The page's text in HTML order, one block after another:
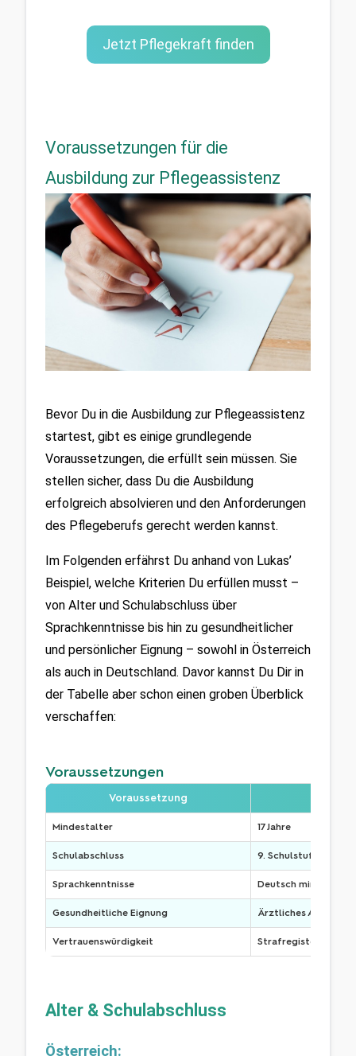
Jetzt Pflegekraft finden
Voraussetzungen für die
Ausbildung zur Pflegeassistenz
Bevor Du in die Ausbildung zur Pflegeassistenz
startest, gibt es einige grundlegende
Voraussetzungen, die erfüllt sein müssen. Sie
stellen sicher, dass Du die Ausbildung
erfolgreich absolvieren und den Anforderungen
des Pflegeberufs gerecht werden kannst.
Im Folgenden erfährst Du anhand von Lukas’
Beispiel, welche Kriterien Du erfüllen musst –
von Alter und Schulabschluss über
Sprachkenntnisse bis hin zu gesundheitlicher
und persönlicher Eignung – sowohl in Österreich
als auch in Deutschland. Davor kannst Du Dir in
der Tabelle aber schon einen groben Überblick
verschaffen:
Voraussetzungen
Voraussetzung
Mindestalter 17 Jahre
Schulabschluss 9. Schulstufe oder
Sprachkenntnisse Deutsch mindestens
Gesundheitliche Eignung Ärztliches Attest +
Vertrauenswürdigkeit Strafregisterauszug
Alter & Schulabschluss
Österreich: